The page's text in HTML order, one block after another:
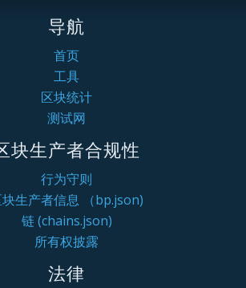
导航
首页
工具
区块统计
测试网
块生产者合规性
行为守则
块生产者信息 （bp.json)
链 (chains.json)
所有权披露
法律